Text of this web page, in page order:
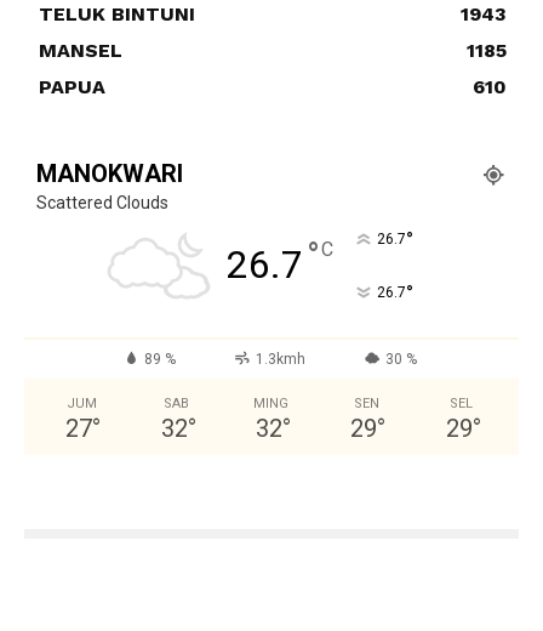
TELUK BINTUNI
1943
MANSEL
1185
PAPUA
610
MANOKWARI
Scattered Clouds
26.7 °C 26.7°
26.7°
89 % 1.3kmh 30 %
JUM
27°
SAB
32°
MING
32°
SEN
29°
SEL
29°